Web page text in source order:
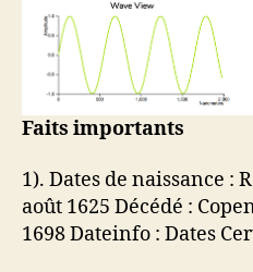
Faits importants
1). Dates de naissance :
août 1625 Décédé :
1698 Dateinfo : Dates